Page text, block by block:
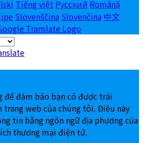
Tiếng việt Русский Română
Slovenščina Slovenčina 中文
để đảm bảo bạn có được trải
web của chúng tôi. Điều này
tin bằng ngôn ngữ địa phương của
thương mại điện tử.